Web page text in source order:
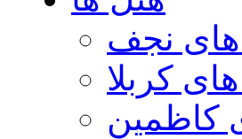
نجف
کربلا
کاظمین